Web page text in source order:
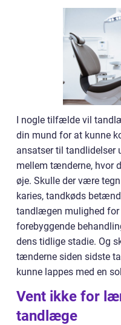
I nogle tilfælde vil
din mund for at kunne
ansatser til tandlidelser
mellem tænderne, hvor
øje. Skulle der være
karies, tandkøds
tandlægen mulighed
forebyggende
dens tidlige stadie. Og
tænderne siden sidste
kunne lappes med en
Vent ikke for
tandlæge